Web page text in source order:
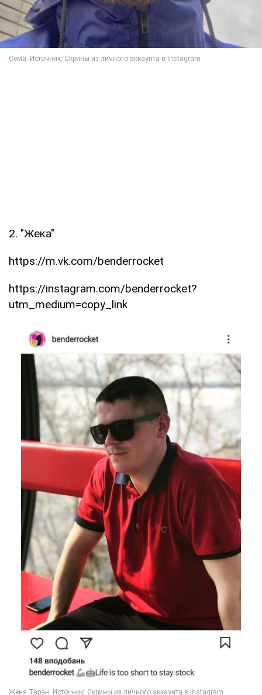
2. "Жека"
https://m.vk.com/benderrocket
https://instagram.com/benderrocket?
utm_medium=copy_link